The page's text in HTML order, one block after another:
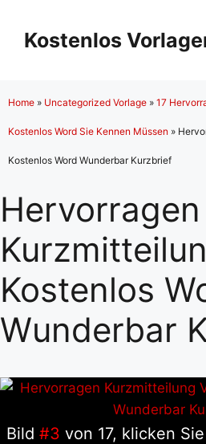
Inhalt
springen
Kostenlos
Home » Uncategorized Vorlage » 17
Kostenlos Word Sie Kennen Müssen »
Kostenlos Word Wunderbar Kurzbrief
Hervorragen
Kostenlos
Wunderbar
Bild #3 von 17, klicken